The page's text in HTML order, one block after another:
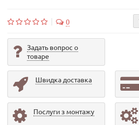
0
Задать вопрос о
товаре
Швидка доставка
Послуги з монтажу